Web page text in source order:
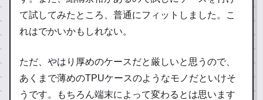
て試してみたところ、普通にフィットしました。こ
れはでかいかもしれない。
ただ、やはり厚めのケースだと厳しいと思うので、
あくまで薄めのTPUケースのようなモノだといけそ
うです。もちろん端末によって変わるとは思います